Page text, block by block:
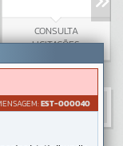
CONSULTA
LICITAÇÕES
EST-000040